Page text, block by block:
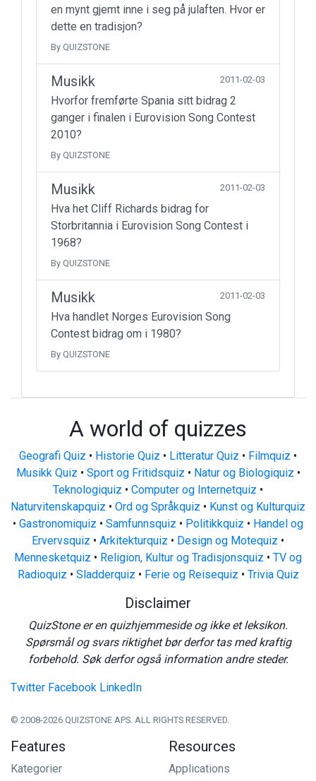
en mynt gjemt inne i seg på julaften. Hvor er
dette en tradisjon?
By QUIZSTONE
Musikk 2011-02-03
Hvorfor fremførte Spania sitt bidrag 2
ganger i finalen i Eurovision Song Contest
2010?
By QUIZSTONE
Musikk 2011-02-03
Hva het Cliff Richards bidrag for
Storbritannia i Eurovision Song Contest i
1968?
By QUIZSTONE
Musikk 2011-02-03
Hva handlet Norges Eurovision Song
Contest bidrag om i 1980?
By QUIZSTONE
A world of quizzes
Geografi Quiz • Historie Quiz • Litteratur Quiz • Filmquiz •
Musikk Quiz • Sport og Fritidsquiz • Natur og Biologiquiz •
Teknologiquiz • Computer og Internetquiz •
Naturvitenskapquiz • Ord og Språkquiz • Kunst og Kulturquiz
• Gastronomiquiz • Samfunnsquiz • Politikkquiz • Handel og
Ervervsquiz • Arkitekturquiz • Design og Motequiz •
Mennesketquiz • Religion, Kultur og Tradisjonsquiz • TV og
Radioquiz • Sladderquiz • Ferie og Reisequiz • Trivia Quiz
Disclaimer
QuizStone er en quizhjemmeside og ikke et leksikon.
Spørsmål og svars riktighet bør derfor tas med kraftig
forbehold. Søk derfor også information andre steder.
Twitter Facebook LinkedIn
© 2008-2026 QUIZSTONE APS. ALL RIGHTS RESERVED.
Features
Kategorier
Resources
Applications